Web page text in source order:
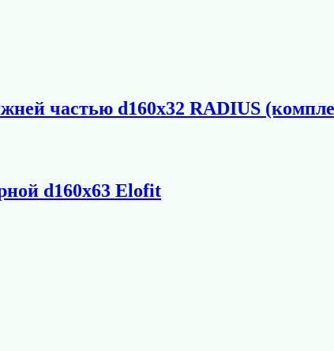
частью d160х32 RADIUS
d160х63 Elofit